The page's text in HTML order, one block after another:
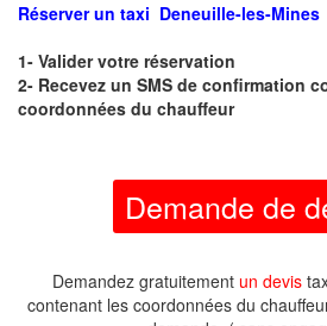
Réserver un taxi Deneuille-les-Mines
1- Valider votre réservation
2- Recevez un SMS de confirmation
coordonnées du chauffeur
Demande de
Demandez gratuitement un devis
contenant les coordonnées du